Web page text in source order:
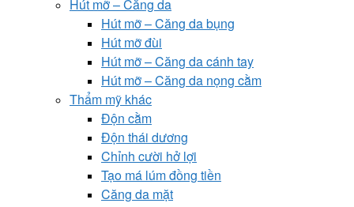
Hút mỡ – Căng da
Hút mỡ – Căng da bụng
Hút mỡ đùi
Hút mỡ – Căng da cánh tay
Hút mỡ – Căng da nọng cằm
Thẩm mỹ khác
Độn cằm
Độn thái dương
Chỉnh cười hở lợi
Tạo má lúm đồng tiền
Căng da mặt